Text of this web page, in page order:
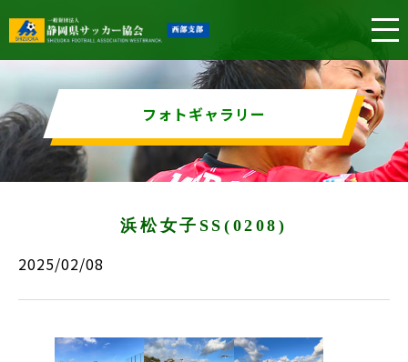
フォトギャラリー
浜松女子SS(0208)
2025/02/08